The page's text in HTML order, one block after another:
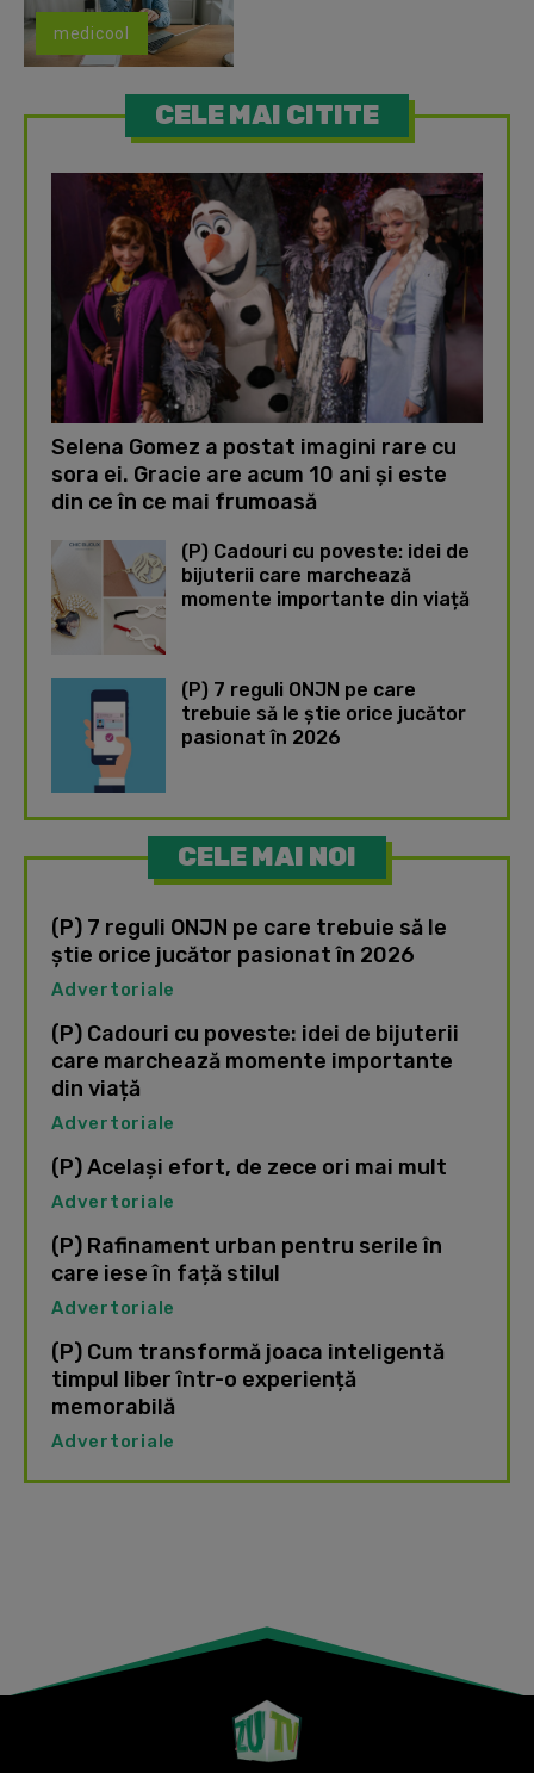
medicool
CELE MAI CITITE
Selena Gomez a postat imagini rare cu
sora ei. Gracie are acum 10 ani și este
din ce în ce mai frumoasă
(P) Cadouri cu poveste: idei de
bijuterii care marchează
momente importante din viață
(P) 7 reguli ONJN pe care
trebuie să le știe orice jucător
pasionat în 2026
CELE MAI NOI
(P) 7 reguli ONJN pe care trebuie să le
știe orice jucător pasionat în 2026
Advertoriale
(P) Cadouri cu poveste: idei de bijuterii
care marchează momente importante
din viață
Advertoriale
(P) Același efort, de zece ori mai mult
Advertoriale
(P) Rafinament urban pentru serile în
care iese în față stilul
Advertoriale
(P) Cum transformă joaca inteligentă
timpul liber într-o experiență
memorabilă
Advertoriale